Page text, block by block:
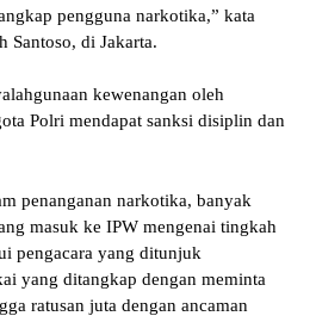
pengguna narkotika,” kata
Santoso, di Jakarta.
kewenangan oleh
Polri mendapat sanksi disiplin dan
penanganan narkotika, banyak
masuk ke IPW mengenai tingkah
pengacara yang ditunjuk
yang ditangkap dengan meminta
ratusan juta dengan ancaman